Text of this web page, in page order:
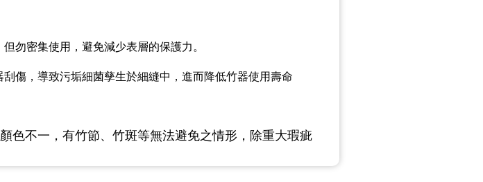
勿密集使用，避免減少表層的保護力。
傷，導致污垢細菌孳生於細縫中，進而降低竹器使用壽命
色不一，有竹節、竹斑等無法避免之情形，除重大瑕疵